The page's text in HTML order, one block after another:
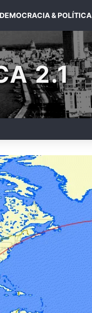
DEMOCRACIA & POLÍTICA
2.1